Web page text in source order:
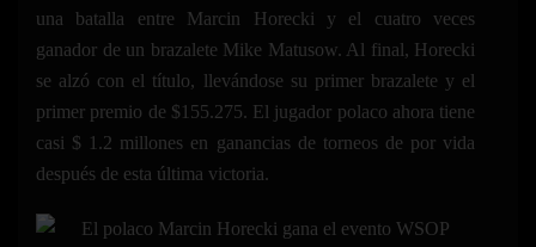
una batalla entre Marcin Horecki y el cuatro veces
ganador de un brazalete Mike Matusow. Al final, Horecki
se alzó con el título, llevándose su primer brazalete y el
primer premio de $155.275. El jugador polaco ahora tiene
casi $ 1.2 millones en ganancias de torneos de por vida
después de esta última victoria.